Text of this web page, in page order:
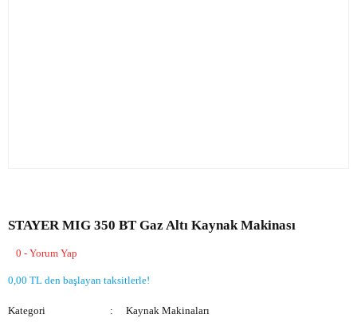
STAYER MIG 350 BT Gaz Altı Kaynak Makinası
0 - Yorum Yap
0,00 TL den başlayan taksitlerle!
Kategori
Kaynak Makinaları